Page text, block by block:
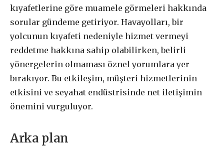
kıyafetlerine göre muamele görmeleri hakkında
sorular gündeme getiriyor. Havayolları, bir
yolcunun kıyafeti nedeniyle hizmet vermeyi
reddetme hakkına sahip olabilirken, belirli
yönergelerin olmaması öznel yorumlara yer
bırakıyor. Bu etkileşim, müşteri hizmetlerinin
etkisini ve seyahat endüstrisinde net iletişimin
önemini vurguluyor.
Arka plan